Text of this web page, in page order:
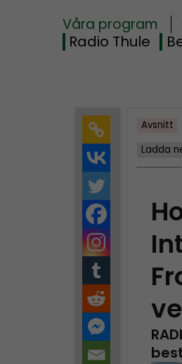
Våra program
Radio Thule
Avsnitt
Ladda